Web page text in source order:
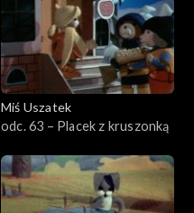
Miś Uszatek
odc. 63 – Placek z kruszonką